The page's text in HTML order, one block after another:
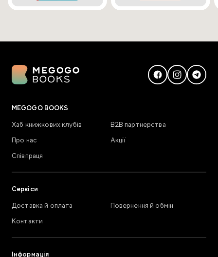
MEGOGO BOOKS
Хаб книжкових клубів
В2В партнерства
Про нас
Акції
Співпраця
Сервіси
Доставка й оплата
Повернення й обмін
Контакти
Інформація